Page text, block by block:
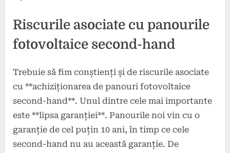
Riscurile asociate cu panourile
fotovoltaice second-hand
Trebuie să fim conștienți și de riscurile asociate
cu **achiziționarea de panouri fotovoltaice
second-hand**. Unul dintre cele mai importante
este **lipsa garanției**. Panourile noi vin cu o
garanție de cel puțin 10 ani, în timp ce cele
second-hand nu au această garanție. De